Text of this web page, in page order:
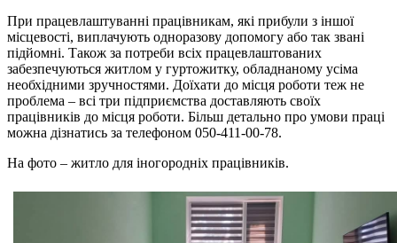
При працевлаштуванні працівникам, які прибули з іншої
місцевості, виплачують одноразову допомогу або так звані
підйомні. Також за потреби всіх працевлаштованих
забезпечуються житлом у гуртожитку, обладнаному усіма
необхідними зручностями. Доїхати до місця роботи теж не
проблема – всі три підприємства доставляють своїх
працівників до місця роботи. Більш детально про умови праці
можна дізнатись за телефоном 050-411-00-78.
На фото – житло для іногородніх працівників.